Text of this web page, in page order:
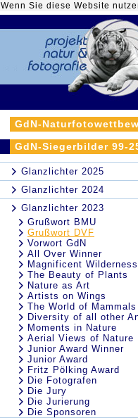
Wenn Sie diese Website
GdN-
GdN-Siegerbilder 99-
Glanzlichter 2025
Glanzlichter 2024
Glanzlichter 2023
Grußwort BMU
Grußwort DVF
Vorwort GdN
All Over Winner
Magnificent Wilderness
The Beauty of Plants
Nature as Art
Artists on Wings
The World of Mammals
Diversity of all other
Moments in Nature
Aerial Views of Nature
Junior Award Winner
Junior Award
Fritz Pölking Award
Die Fotografen
Die Jury
Die Jurierung
Die Sponsoren